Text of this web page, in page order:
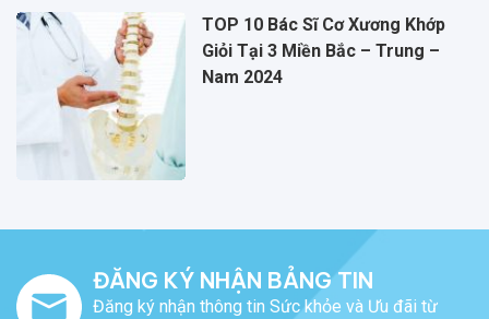
TOP 10 Bác Sĩ Cơ Xương Khớp
Giỏi Tại 3 Miền Bắc – Trung –
Nam 2024
ĐĂNG KÝ NHẬN BẢNG TIN
Đăng ký nhận thông tin Sức khỏe và Ưu đãi từ